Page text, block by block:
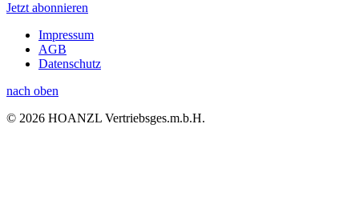
Jetzt abonnieren
Impressum
AGB
Datenschutz
nach oben
© 2026 HOANZL Vertriebsges.m.b.H.